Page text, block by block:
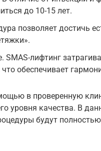
до 10-15 лет.
позволяет достичь
лифтинг
что обеспечивает
в проверенную
уровня качества. В
будут